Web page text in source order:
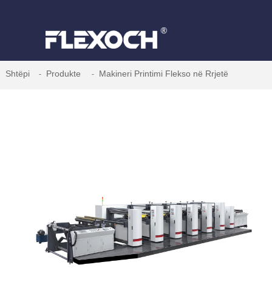
Shtëpi Produkte Makineri Printimi Flekso në Rrjetë